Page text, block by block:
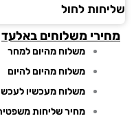
לחול
משלוחים באלעד
משלוח מהיום למחר
מ-50 ₪
משלוח מהיום להיום
מ-90 ₪
משלוח מעכשיו לעכשיו
מ-150 ₪
מחיר שליחות משפטית
מ-400 ₪